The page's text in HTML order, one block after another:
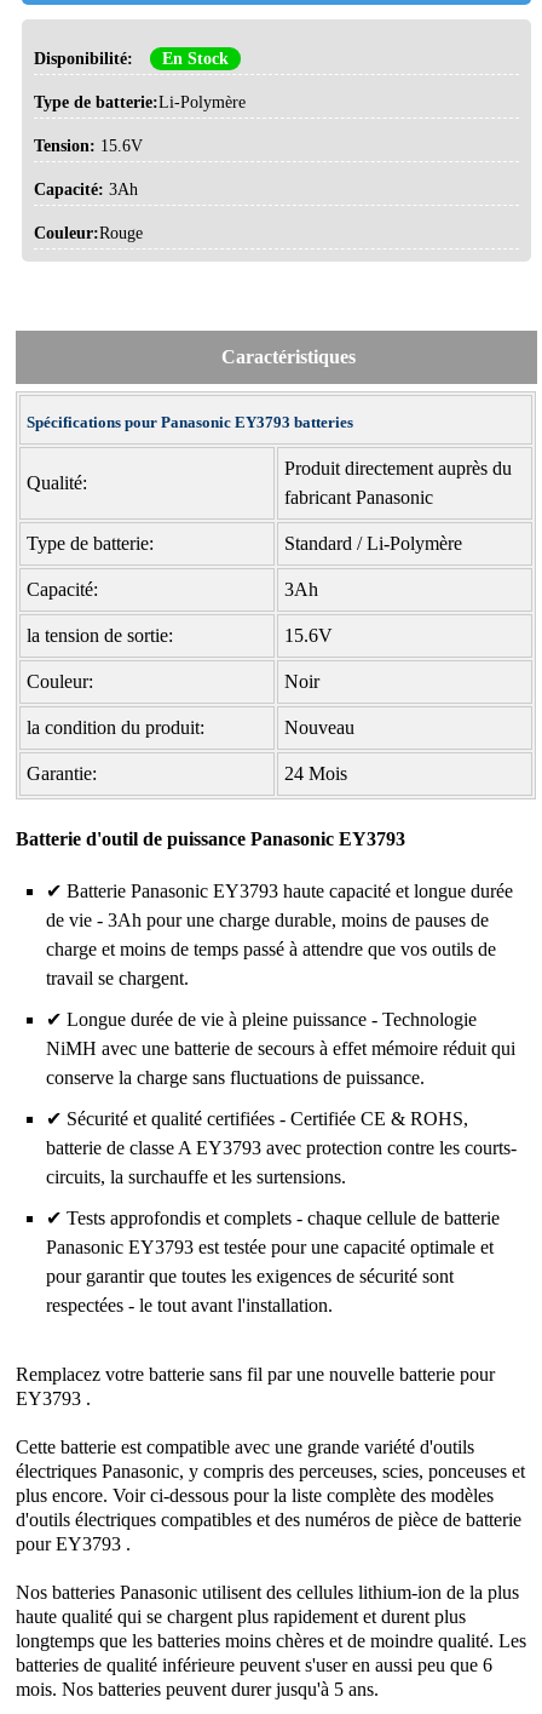
Disponibilité: En Stock
Type de batterie:Li-Polymère
Tension: 15.6V
Capacité: 3Ah
Couleur:Rouge
Caractéristiques
Spécifications pour Panasonic EY3793 batteries
Qualité:
Produit directement auprès du
fabricant Panasonic
Type de batterie: Standard / Li-Polymère
Capacité: 3Ah
la tension de sortie: 15.6V
Couleur: Noir
la condition du produit: Nouveau
Garantie: 24 Mois
Batterie d'outil de puissance Panasonic EY3793
✔ Batterie Panasonic EY3793 haute capacité et longue durée
de vie - 3Ah pour une charge durable, moins de pauses de
charge et moins de temps passé à attendre que vos outils de
travail se chargent.
✔ Longue durée de vie à pleine puissance - Technologie
NiMH avec une batterie de secours à effet mémoire réduit qui
conserve la charge sans fluctuations de puissance.
✔ Sécurité et qualité certifiées - Certifiée CE & ROHS,
batterie de classe A EY3793 avec protection contre les courts-
circuits, la surchauffe et les surtensions.
✔ Tests approfondis et complets - chaque cellule de batterie
Panasonic EY3793 est testée pour une capacité optimale et
pour garantir que toutes les exigences de sécurité sont
respectées - le tout avant l'installation.
Remplacez votre batterie sans fil par une nouvelle batterie pour
EY3793 .
Cette batterie est compatible avec une grande variété d'outils
électriques Panasonic, y compris des perceuses, scies, ponceuses et
plus encore. Voir ci-dessous pour la liste complète des modèles
d'outils électriques compatibles et des numéros de pièce de batterie
pour EY3793 .
Nos batteries Panasonic utilisent des cellules lithium-ion de la plus
haute qualité qui se chargent plus rapidement et durent plus
longtemps que les batteries moins chères et de moindre qualité. Les
batteries de qualité inférieure peuvent s'user en aussi peu que 6
mois. Nos batteries peuvent durer jusqu'à 5 ans.